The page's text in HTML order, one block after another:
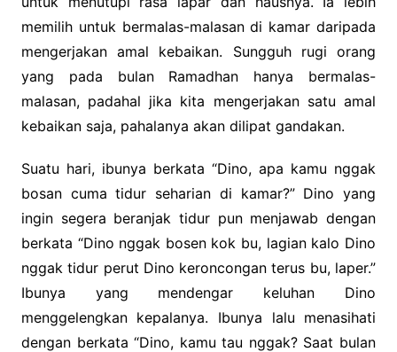
memilih untuk bermalas-malasan di kamar daripada
mengerjakan amal kebaikan. Sungguh rugi orang
yang pada bulan Ramadhan hanya bermalas-
malasan, padahal jika kita mengerjakan satu amal
kebaikan saja, pahalanya akan dilipat gandakan.
Suatu hari, ibunya berkata “Dino, apa kamu nggak
bosan cuma tidur seharian di kamar?” Dino yang
ingin segera beranjak tidur pun menjawab dengan
berkata “Dino nggak bosen kok bu, lagian kalo Dino
nggak tidur perut Dino keroncongan terus bu, laper.”
Ibunya yang mendengar keluhan Dino
menggelengkan kepalanya. Ibunya lalu menasihati
dengan berkata “Dino, kamu tau nggak? Saat bulan